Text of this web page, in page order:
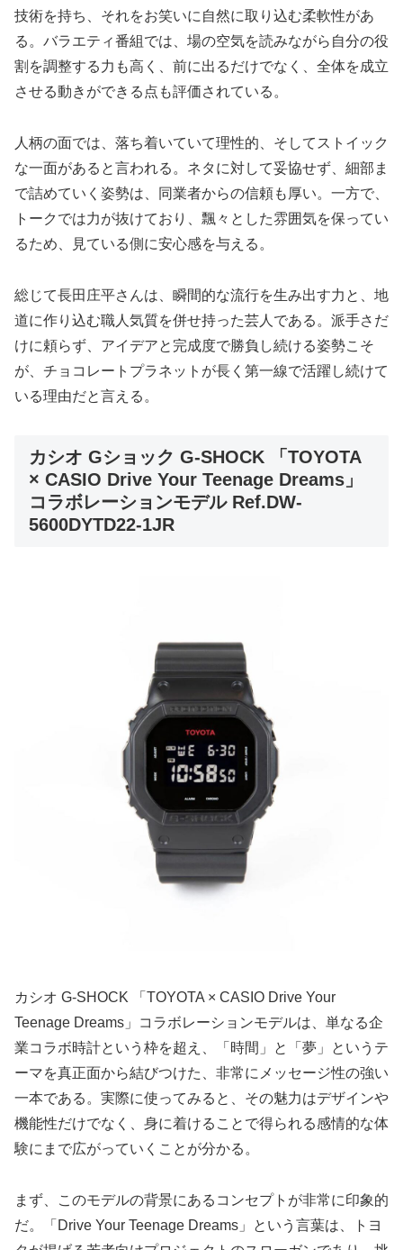
技術を持ち、それをお笑いに自然に取り込む柔軟性があ
る。バラエティ番組では、場の空気を読みながら自分の役
割を調整する力も高く、前に出るだけでなく、全体を成立
させる動きができる点も評価されている。
人柄の面では、落ち着いていて理性的、そしてストイック
な一面があると言われる。ネタに対して妥協せず、細部ま
で詰めていく姿勢は、同業者からの信頼も厚い。一方で、
トークでは力が抜けており、飄々とした雰囲気を保ってい
るため、見ている側に安心感を与える。
総じて長田庄平さんは、瞬間的な流行を生み出す力と、地
道に作り込む職人気質を併せ持った芸人である。派手さだ
けに頼らず、アイデアと完成度で勝負し続ける姿勢こそ
が、チョコレートプラネットが長く第一線で活躍し続けて
いる理由だと言える。
カシオ Gショック G-SHOCK 「TOYOTA
× CASIO Drive Your Teenage Dreams」
コラボレーションモデル Ref.DW-
5600DYTD22-1JR
カシオ G-SHOCK 「TOYOTA × CASIO Drive Your
Teenage Dreams」コラボレーションモデルは、単なる企
業コラボ時計という枠を超え、「時間」と「夢」というテ
ーマを真正面から結びつけた、非常にメッセージ性の強い
一本である。実際に使ってみると、その魅力はデザインや
機能性だけでなく、身に着けることで得られる感情的な体
験にまで広がっていくことが分かる。
まず、このモデルの背景にあるコンセプトが非常に印象的
だ。「Drive Your Teenage Dreams」という言葉は、トヨ